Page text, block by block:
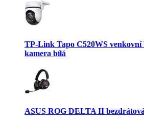
TP-Link Tapo C520WS venkovní
kamera bílá
ASUS ROG DELTA II